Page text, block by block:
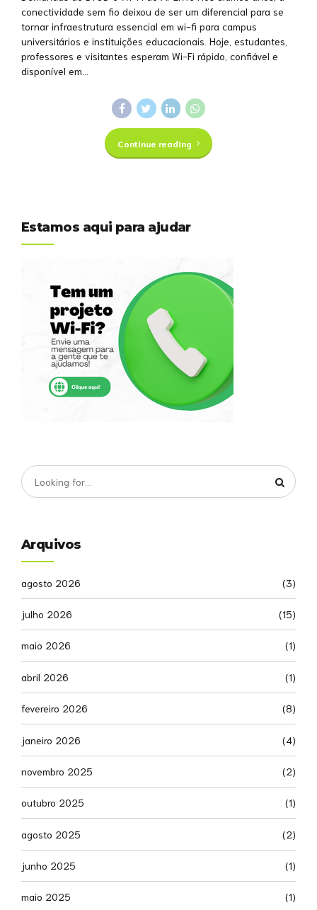
conectividade sem fio deixou de ser um diferencial para se
tornar infraestrutura essencial em wi-fi para campus
universitários e instituições educacionais. Hoje, estudantes,
professores e visitantes esperam Wi-Fi rápido, confiável e
disponível em...
Continue reading
Estamos aqui para ajudar
Arquivos
agosto 2026 (3)
julho 2026 (15)
maio 2026 (1)
abril 2026 (1)
fevereiro 2026 (8)
janeiro 2026 (4)
novembro 2025 (2)
outubro 2025 (1)
agosto 2025 (2)
junho 2025 (1)
maio 2025 (1)